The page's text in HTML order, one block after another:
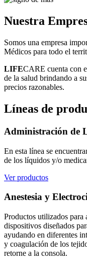
Nuestra
Somos una empresa
Médicos para todo el
LIFECARE cuenta con
de la salud brindando a
precios razonables.
Líneas de
Administración de
En esta línea se
de los líquidos y/o
Ver productos
Anestesia y
Productos utilizados
dispositivos diseñados
ayudando en diferentes
y coagulación de los
retorne a la consola.